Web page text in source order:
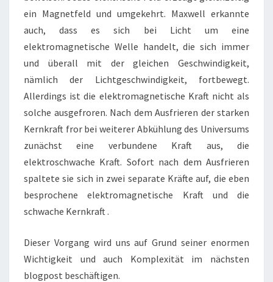
ein Magnetfeld und umgekehrt. Maxwell erkannte
auch, dass es sich bei Licht um eine
elektromagnetische Welle handelt, die sich immer
und überall mit der gleichen Geschwindigkeit,
nämlich der Lichtgeschwindigkeit, fortbewegt.
Allerdings ist die elektromagnetische Kraft nicht als
solche ausgefroren. Nach dem Ausfrieren der starken
Kernkraft fror bei weiterer Abkühlung des Universums
zunächst eine verbundene Kraft aus, die
elektroschwache Kraft. Sofort nach dem Ausfrieren
spaltete sie sich in zwei separate Kräfte auf, die eben
besprochene elektromagnetische Kraft und die
schwache Kernkraft .
Dieser Vorgang wird uns auf Grund seiner enormen
Wichtigkeit und auch Komplexität im nächsten
blogpost beschäftigen.